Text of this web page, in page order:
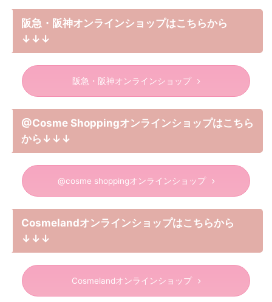
阪急・阪神オンラインショップはこちらから
↓↓↓
阪急・阪神オンラインショップ
@Cosme Shoppingオンラインショップはこちら
から↓↓↓
@cosme shoppingオンラインショップ
Cosmelandオンラインショップはこちらから
↓↓↓
Cosmelandオンラインショップ